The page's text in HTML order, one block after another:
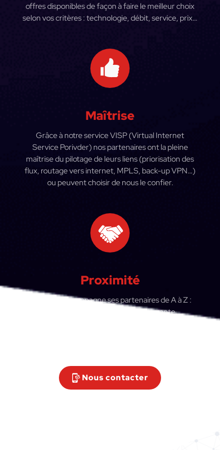
offres disponibles de façon à faire le meilleur choix
selon vos critères : technologie, débit, service, prix…
Maîtrise
Grâce à notre service VISP (Virtual Internet
Service Porivder) nos partenaires ont la pleine
maîtrise du pilotage de leurs liens (priorisation des
flux, routage vers internet, MPLS, back-up VPN…)
ou peuvent choisir de nous le confier.
Proximité
Alphalink accompagne ses partenaires de A à Z :
Ingénierie avant-vente, force de vente,
Nous contacter